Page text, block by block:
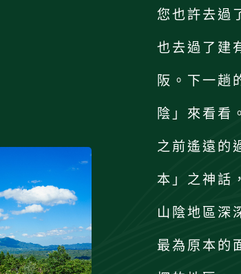
您也許去過
也去過了建
阪。下一趟
陰」來看看
之前遙遠的
本」之神話
山陰地區深
最為原本的